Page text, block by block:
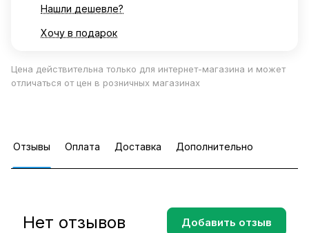
Нашли дешевле?
Хочу в подарок
Цена действительна только для интернет-магазина и может
отличаться от цен в розничных магазинах
Отзывы Оплата Доставка Дополнительно
Нет отзывов Добавить отзыв